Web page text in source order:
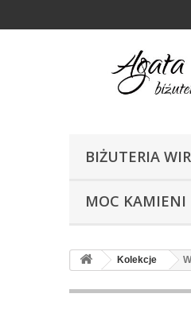
BIŻUTERIA
MOC KAMIENI
Kolekcje